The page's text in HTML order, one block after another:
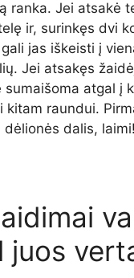
ranka. Jei atsakė
ir, surinkęs dvi
jas iškeisti į
Jei atsakęs
atgal į
kitam raundui.
dėlionės dalis, laimi!
juos